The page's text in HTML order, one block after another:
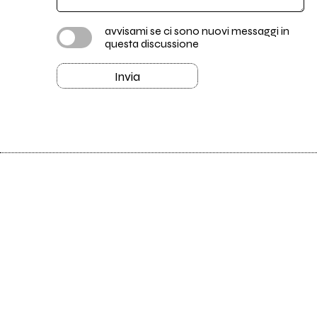
avvisami se ci sono nuovi messaggi in
questa discussione
Invia